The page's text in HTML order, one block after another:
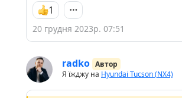
1
20 грудня 2023р. 07:51
radko Автор
Я їжджу на Hyundai Tucson (NX4)